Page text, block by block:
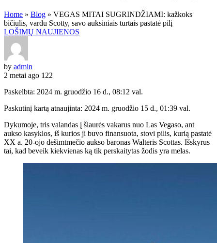
Home » Blog » VEGAS MITAI SUGRINDŽIAMI: kažkoks
bičiulis, vardu Scotty, savo auksiniais turtais pastatė pilį
LOŠIMŲ NAUJIENOS
by admin
2 metai ago 122
Paskelbta: 2024 m. gruodžio 16 d., 08:12 val.
Paskutinį kartą atnaujinta: 2024 m. gruodžio 15 d., 01:39 val.
Dykumoje, tris valandas į šiaurės vakarus nuo Las Vegaso, ant
aukso kasyklos, iš kurios ji buvo finansuota, stovi pilis, kurią pastatė
XX a. 20-ojo dešimtmečio aukso baronas Walteris Scottas. Išskyrus
tai, kad beveik kiekvienas ką tik perskaitytas žodis yra melas.